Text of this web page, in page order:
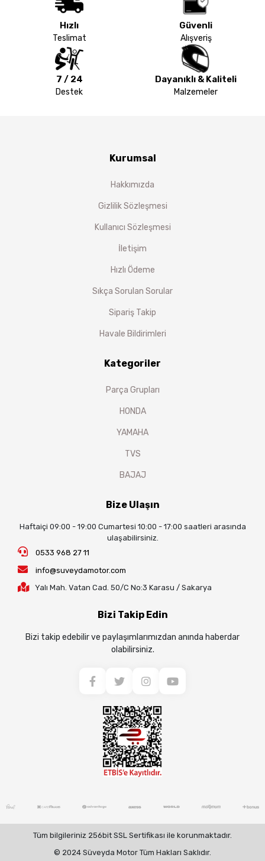
Hızlı
Teslimat
Güvenli
Alışveriş
7 / 24
Destek
Dayanıklı & Kaliteli
Malzemeler
Kurumsal
Hakkımızda
Gizlilik Sözleşmesi
Kullanıcı Sözleşmesi
İletişim
Hızlı Ödeme
Sıkça Sorulan Sorular
Sipariş Takip
Havale Bildirimleri
Kategoriler
Parça Grupları
HONDA
YAMAHA
TVS
BAJAJ
Bize Ulaşın
Haftaiçi 09:00 - 19:00 Cumartesi 10:00 - 17:00 saatleri arasında
ulaşabilirsiniz.
0533 968 27 11
info@suveydamotor.com
Yalı Mah. Vatan Cad. 50/C No:3 Karasu / Sakarya
Bizi Takip Edin
Bizi takip edebilir ve paylaşımlarımızdan anında haberdar
olabilirsiniz.
Tüm bilgileriniz 256bit SSL Sertifikası ile korunmaktadır.
© 2024 Süveyda Motor Tüm Hakları Saklıdır.